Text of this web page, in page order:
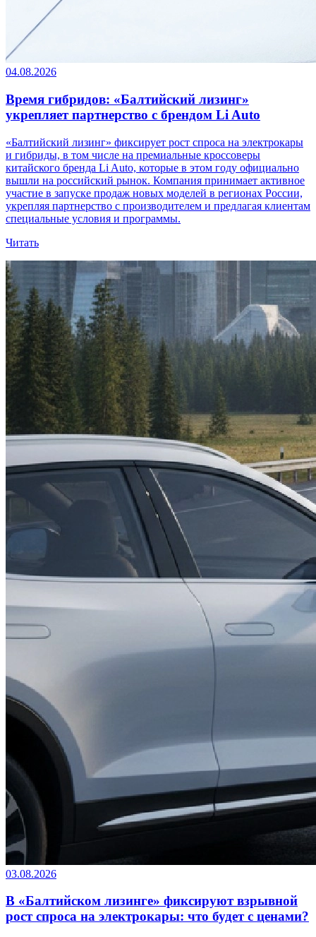
04.08.2026
Время гибридов: «Балтийский лизинг»
укрепляет партнерство с брендом Li Auto
«Балтийский лизинг» фиксирует рост спроса на электрокары
и гибриды, в том числе на премиальные кроссоверы
китайского бренда Li Auto, которые в этом году официально
вышли на российский рынок. Компания принимает активное
участие в запуске продаж новых моделей в регионах России,
укрепляя партнерство с производителем и предлагая клиентам
специальные условия и программы.
Читать
03.08.2026
В «Балтийском лизинге» фиксируют взрывной
рост спроса на электрокары: что будет с ценами?